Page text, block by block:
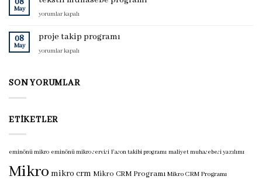
programı
May
tekstil
programı
için
yorumlar kapalı
08
May
proje takip programı
proje
için
yorumlar kapalı
SON YORUMLAR
ETIKETLER
eminönü mikro eminönü mikro servisi Fason takibi programı maliyet muhasebesi yazılımı
Mikro mikro crm Mikro CRM Programı Mikro CRM Programı